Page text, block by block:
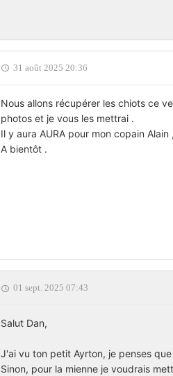
31 août 2025 20:36
Nous allons récupérer les chiots ce
photos et je vous les mettrai .
Il y aura AURA pour mon copain
A bientôt .
01 sept. 2025 07:43
Salut Dan,
J'ai vu ton petit Ayrton, je penses
Sinon, pour la mienne je voudrais